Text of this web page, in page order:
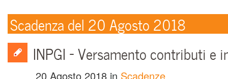
Scadenza del 20 Agosto 2018
INPGI – Versamento contributi e
20 Agosto 2018 in Scadenze